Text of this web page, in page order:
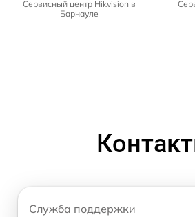
Сервисный центр Hikvision в
Барнауле
Служба поддержки